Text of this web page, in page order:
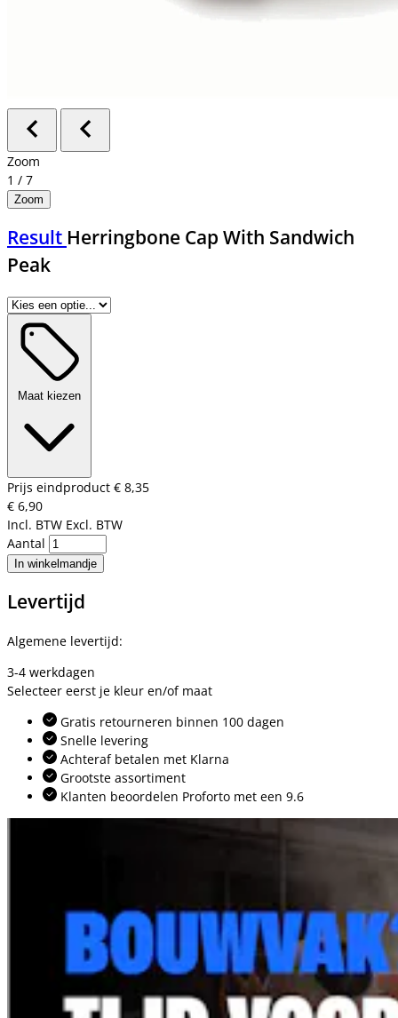
Zoom
1 / 7
Zoom
Result Herringbone Cap With Sandwich
Peak
Maat kiezen
Prijs eindproduct € 8,35
€ 6,90
Incl. BTW Excl. BTW
Aantal
In winkelmandje
Levertijd
Algemene levertijd:
3-4 werkdagen
Selecteer eerst je kleur en/of maat
Gratis retourneren binnen 100 dagen
Snelle levering
Achteraf betalen met Klarna
Grootste assortiment
Klanten beoordelen Proforto met een 9.6